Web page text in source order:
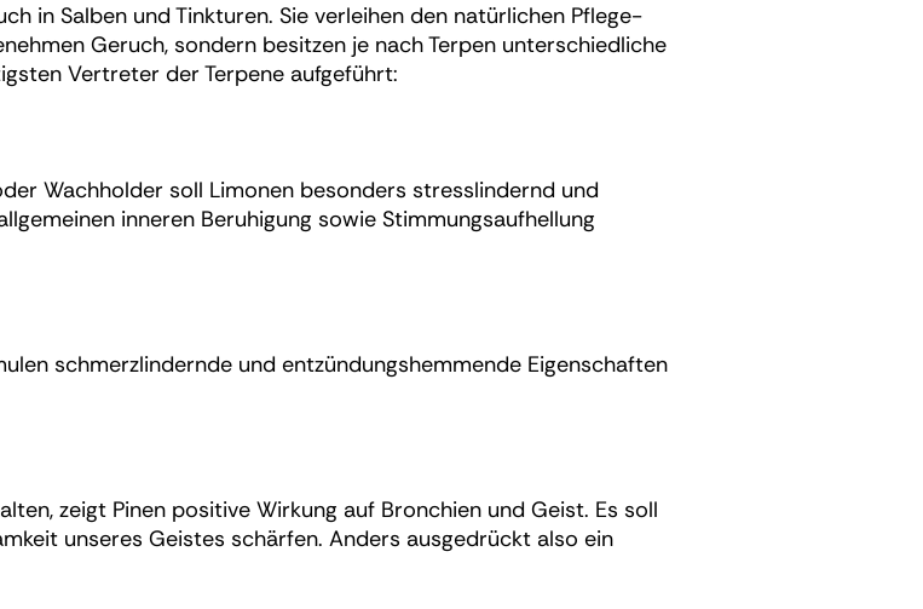
in Salben und Tinkturen. Sie verleihen den natürlichen Pflege-
Geruch, sondern besitzen je nach Terpen unterschiedliche
Vertreter der Terpene aufgeführt:
Wachholder soll Limonen besonders stresslindernd und
inneren Beruhigung sowie Stimmungsaufhellung
schmerzlindernde und entzündungshemmende Eigenschaften
zeigt Pinen positive Wirkung auf Bronchien und Geist. Es soll
unseres Geistes schärfen. Anders ausgedrückt also ein